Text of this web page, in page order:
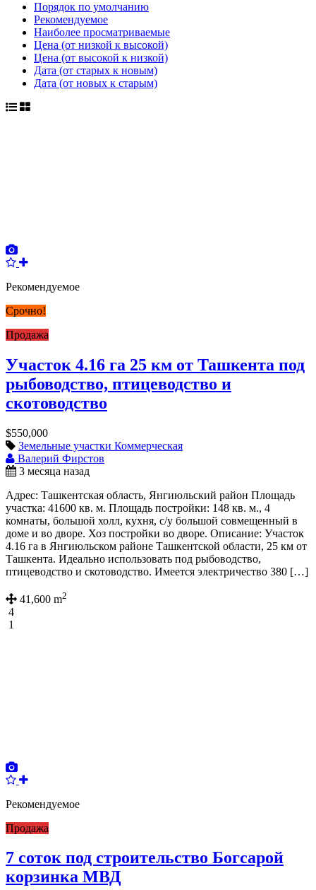
Порядок по умолчанию
Рекомендуемое
Наиболее просматриваемые
Цена (от низкой к высокой)
Цена (от высокой к низкой)
Дата (от старых к новым)
Дата (от новых к старым)
Рекомендуемое
Срочно!
Продажа
Участок 4.16 га 25 км от Ташкента под
рыбоводство, птицеводство и
скотоводство
$550,000
Земельные участки Коммерческая
Валерий Фирстов
3 месяца назад
Адрес: Ташкентская область, Янгиюльский район Площадь
участка: 41600 кв. м. Площадь постройки: 148 кв. м., 4
комнаты, большой холл, кухня, с/у большой совмещенный в
доме и во дворе. Хоз постройки во дворе. Описание: Участок
4.16 га в Янгиюльском районе Ташкентской области, 25 км от
Ташкента. Идеально использовать под рыбоводство,
птицеводство и скотоводство. Имеется электричество 380 […]
41,600 m2
4
1
Рекомендуемое
Продажа
7 соток под строительство Богсарой
корзинка МВД